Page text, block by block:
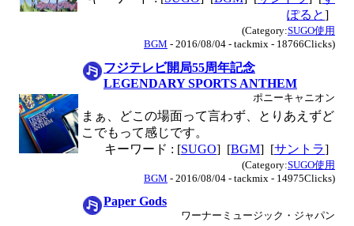
ぽると]
(Category:SUGO使用
BGM - 2016/08/04 - tackmix - 18766Clicks)
フジテレビ開局55周年記念
LEGENDARY SPORTS ANTHEM
ポニーキャニオン
まぁ、どこの場面って言わず、とりあえずど
こでもって感じです。
キーワード : [SUGO] [BGM] [サントラ]
(Category:SUGO使用
BGM - 2016/08/04 - tackmix - 14975Clicks)
Paper Gods
ワーナーミュージック・ジャパン